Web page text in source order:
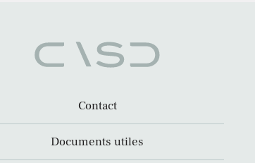
Contact
Documents utiles